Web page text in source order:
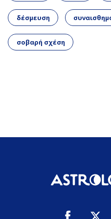
δέσμευση
σοβαρή σχέση